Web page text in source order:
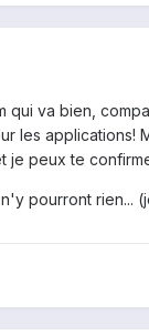
qui va bien,
les applications!
je peux te
pourront rien...